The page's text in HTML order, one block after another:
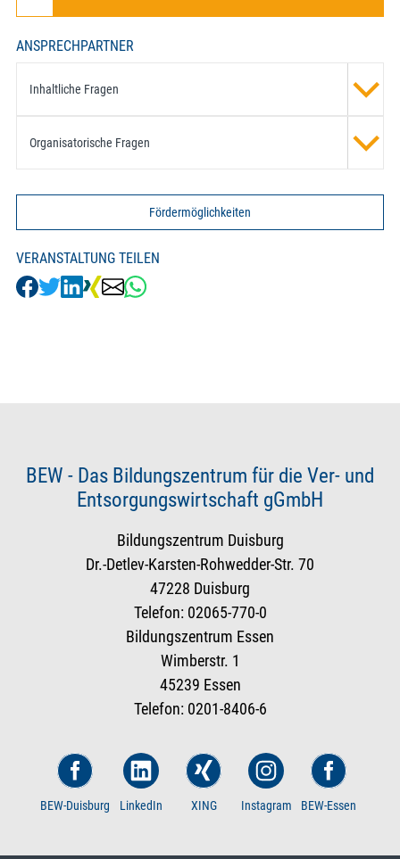
ANSPRECHPARTNER
Inhaltliche Fragen
Organisatorische Fragen
Fördermöglichkeiten
VERANSTALTUNG TEILEN
BEW - Das Bildungszentrum für die Ver- und
Entsorgungswirtschaft gGmbH
Bildungszentrum Duisburg
Dr.-Detlev-Karsten-Rohwedder-Str. 70
47228 Duisburg
Telefon: 02065-770-0
Bildungszentrum Essen
Wimberstr. 1
45239 Essen
Telefon: 0201-8406-6
BEW-Duisburg LinkedIn XING Instagram BEW-Essen